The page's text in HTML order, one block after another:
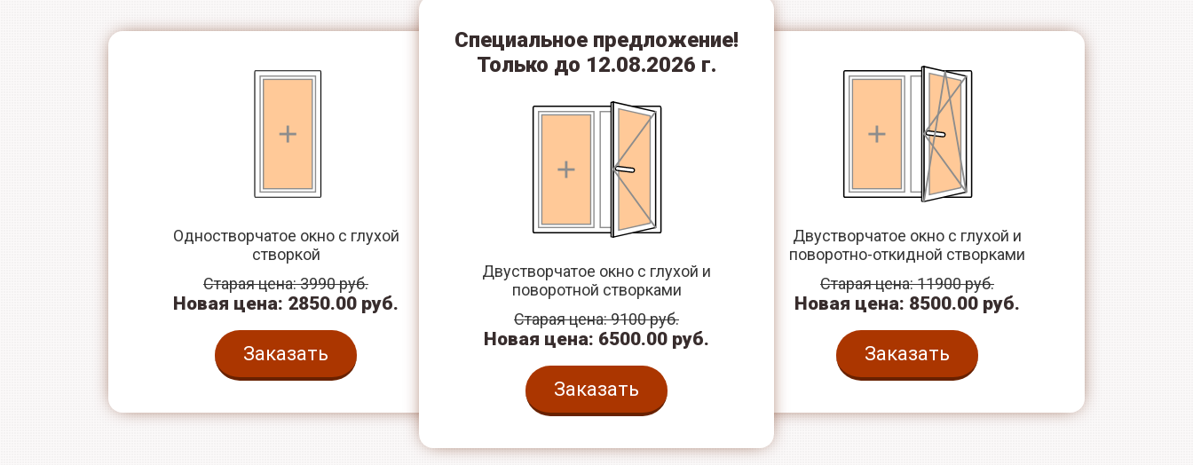
Одностворчатое окно с глухой
створкой
Старая цена: 3990 руб.
Новая цена: 2850.00 руб.
Заказать
Специальное предложение!
Только до 12.08.2026 г.
Двустворчатое окно с глухой и
поворотной створками
Старая цена: 9100 руб.
Новая цена: 6500.00 руб.
Заказать
Двустворчатое окно с глухой и
поворотно-откидной створками
Старая цена: 11900 руб.
Новая цена: 8500.00 руб.
Заказать